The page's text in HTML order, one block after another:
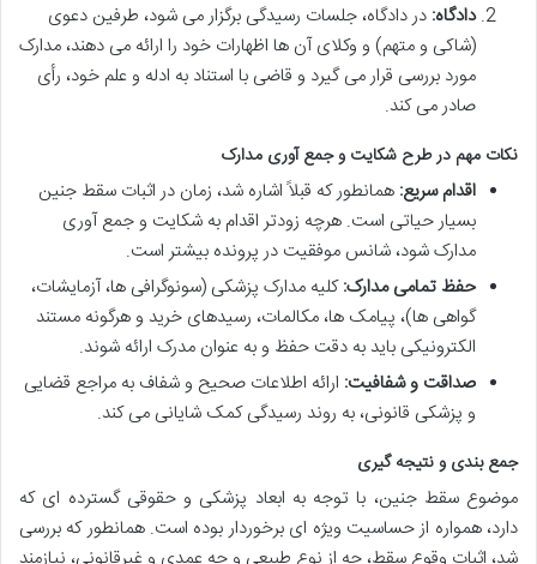
دادگاه: در دادگاه، جلسات رسیدگی برگزار می شود، طرفین دعوی
(شاکی و متهم) و وکلای آن ها اظهارات خود را ارائه می دهند، مدارک
مورد بررسی قرار می گیرد و قاضی با استناد به ادله و علم خود، رأی
صادر می کند.
نکات مهم در طرح شکایت و جمع آوری مدارک
اقدام سریع: همانطور که قبلاً اشاره شد، زمان در اثبات سقط جنین
بسیار حیاتی است. هرچه زودتر اقدام به شکایت و جمع آوری
مدارک شود، شانس موفقیت در پرونده بیشتر است.
حفظ تمامی مدارک:کلیه مدارک پزشکی (سونوگرافی ها، آزمایشات،
گواهی ها)، پیامک ها، مکالمات، رسیدهای خرید و هرگونه مستند
الکترونیکی باید به دقت حفظ و به عنوان مدرک ارائه شوند.
صداقت و شفافیت: ارائه اطلاعات صحیح و شفاف به مراجع قضایی
و پزشکی قانونی، به روند رسیدگی کمک شایانی می کند.
جمع بندی و نتیجه گیری
موضوع سقط جنین، با توجه به ابعاد پزشکی و حقوقی گسترده ای که
دارد، همواره از حساسیت ویژه ای برخوردار بوده است. همانطور که بررسی